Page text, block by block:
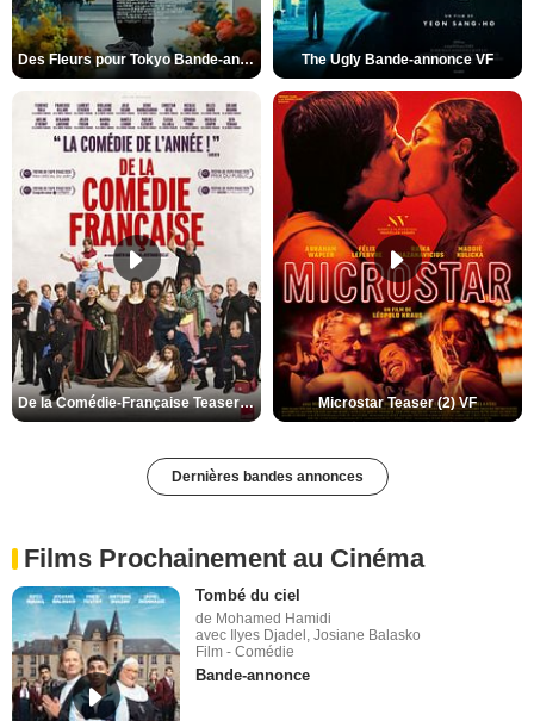
Des Fleurs pour Tokyo Bande-annonce VO STFR The Ugly Bande-annonce VF
De la Comédie-Française Teaser (3) VF Microstar Teaser (2) VF
Dernières bandes annonces
Films Prochainement au Cinéma
Tombé du ciel
de Mohamed Hamidi
avec Ilyes Djadel, Josiane Balasko
Film - Comédie
Bande-annonce